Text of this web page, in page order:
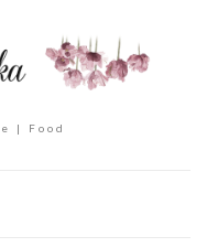
| Food